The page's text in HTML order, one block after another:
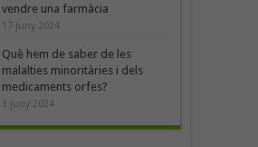
vendre una farmàcia
17 juny 2024
Què hem de saber de les
malalties minoritàries i dels
medicaments orfes?
3 juny 2024